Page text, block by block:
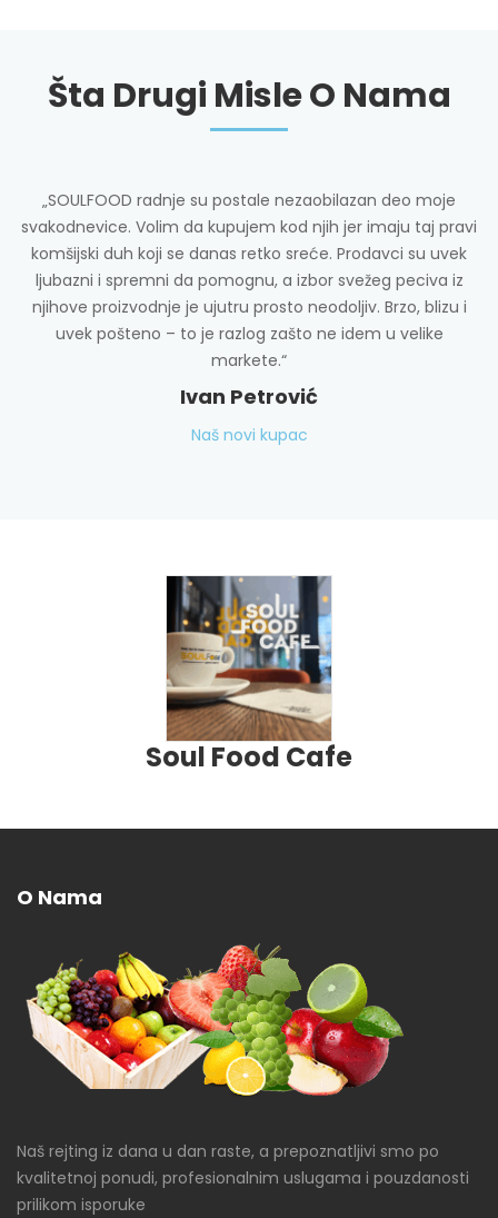
Šta Drugi Misle O Nama
„SOULFOOD radnje su postale nezaobilazan deo moje
svakodnevice. Volim da kupujem kod njih jer imaju taj pravi
komšijski duh koji se danas retko sreće. Prodavci su uvek
ljubazni i spremni da pomognu, a izbor svežeg peciva iz
njihove proizvodnje je ujutru prosto neodoljiv. Brzo, blizu i
uvek pošteno – to je razlog zašto ne idem u velike
markete.“
Ivan Petrović
Naš novi kupac
Soul Food Cafe
O Nama
Naš rejting iz dana u dan raste, a prepoznatljivi smo po
kvalitetnoj ponudi, profesionalnim uslugama i pouzdanosti
prilikom isporuke